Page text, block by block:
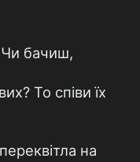
Чи бачиш,
То співи їх
на